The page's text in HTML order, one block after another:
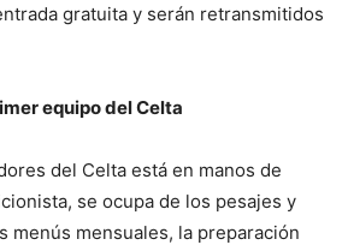
gratuita y serán retransmitidos
equipo del Celta
del Celta está en manos de
se ocupa de los pesajes y
menús mensuales, la preparación